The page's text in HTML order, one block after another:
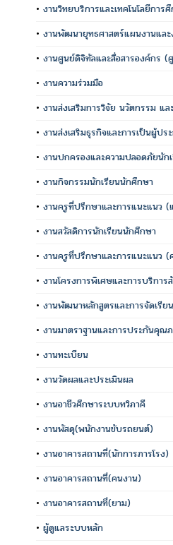
• งานวิทยบริการและเทคโนโลยีกา
• งานพัฒนายุทธศาสตร์แผนงานแล
• งานศูนย์ดิจิทัลและสื่อสารองค์กร (
• งานความร่วมมือ
• งานส่งเสริมการวิจัย นวัตกรรม แ
• งานส่งเสริมธุรกิจและการเป็นผู้ปร
• งานปกครองและความปลอดภัยนั
• งานกิจกรรมนักเรียนนักศึกษา
• งานครูที่ปรึกษาและการแนะแนว (
• งานสวัสดิการนักเรียนนักศึกษา
• งานครูที่ปรึกษาและการแนะแนว
• งานโครงการพิเศษและการบริการ
• งานพัฒนาหลักสูตรและการจัดเรีย
• งานมาตราฐานและการประกันคุณ
• งานทะเบียน
• งานวัดผลและประเมินผล
• งานอาชีวศึกษาระบบทวิภาคี
• งานพัสดุ(พนักงานขับรถยนต์)
• งานอาคารสถานที่(นักการภารโรง)
• งานอาคารสถานที่(คนงาน)
• งานอาคารสถานที่(ยาม)
• ผู้ดูแลระบบหลัก